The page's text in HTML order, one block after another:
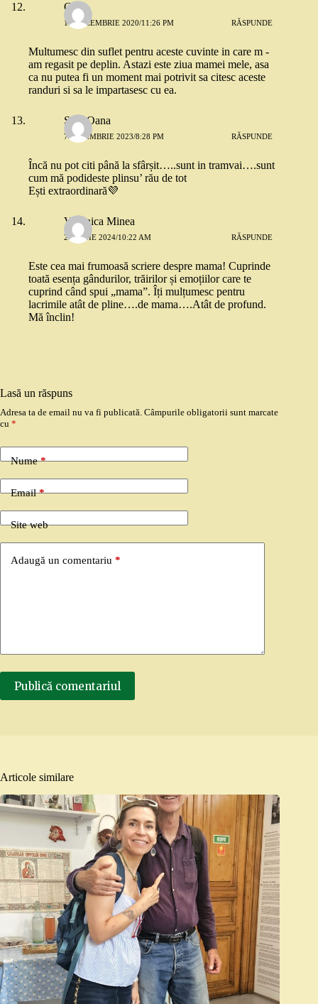
Cris
16 DECEMBRIE 2020/11:26 PM RĂSPUNDE
Multumesc din suflet pentru aceste cuvinte in care m -
am regasit pe deplin. Astazi este ziua mamei mele, asa
ca nu putea fi un moment mai potrivit sa citesc aceste
randuri si sa le impartasesc cu ea.
Stan Oana
7 NOIEMBRIE 2023/8:28 PM RĂSPUNDE
Încă nu pot citi până la sfârșit…..sunt in tramvai….sunt
cum mă podideste plinsu’ rău de tot
Ești extraordinară💜
Veronica Minea
28 IUNIE 2024/10:22 AM RĂSPUNDE
Este cea mai frumoasă scriere despre mama! Cuprinde
toată esența gândurilor, trăirilor și emoțiilor care te
cuprind când spui „mama”. Îți mulțumesc pentru
lacrimile atât de pline….de mama….Atât de profund.
Mă înclin!
Lasă un răspuns
Adresa ta de email nu va fi publicată. Câmpurile obligatorii sunt marcate
cu *
Nume*
Email*
Site web
Adaugă un comentariu *
Publică comentariul
Articole similare